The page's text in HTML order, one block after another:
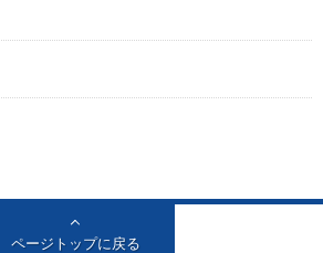
ページトップに戻る